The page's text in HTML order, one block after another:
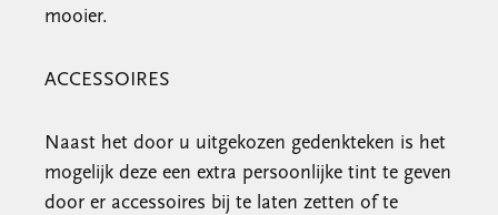
mooier.
ACCESSOIRES
Naast het door u uitgekozen gedenkteken is het
mogelijk deze een extra persoonlijke tint te geven
door er accessoires bij te laten zetten of te